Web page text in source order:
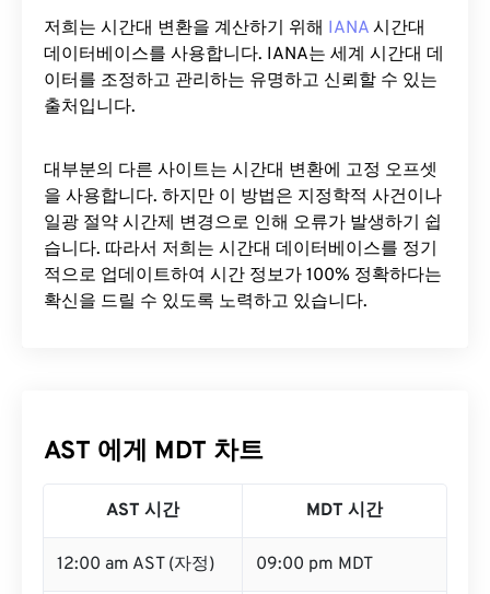
저희는 시간대 변환을 계산하기 위해 IANA 시간대
데이터베이스를 사용합니다. IANA는 세계 시간대 데
이터를 조정하고 관리하는 유명하고 신뢰할 수 있는
출처입니다.
대부분의 다른 사이트는 시간대 변환에 ​​고정 오프셋
을 사용합니다. 하지만 이 방법은 지정학적 사건이나
일광 절약 시간제 변경으로 인해 오류가 발생하기 쉽
습니다. 따라서 저희는 시간대 데이터베이스를 정기
적으로 업데이트하여 시간 정보가 100% 정확하다는
확신을 드릴 수 있도록 노력하고 있습니다.
AST 에게 MDT 차트
AST 시간 MDT 시간
12:00 am AST (자정) 09:00 pm MDT